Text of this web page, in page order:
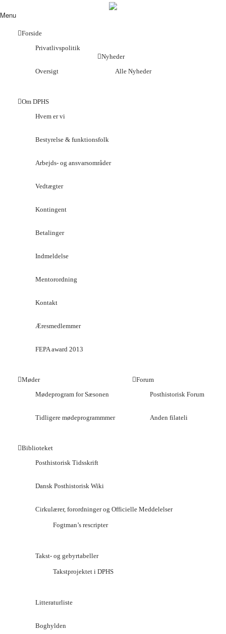
Menu
Forside
Privatlivspolitik
Oversigt
Nyheder
Alle Nyheder
Om DPHS
Hvem er vi
Bestyrelse & funktionsfolk
Arbejds- og ansvarsområder
Vedtægter
Kontingent
Betalinger
Indmeldelse
Mentorordning
Kontakt
Æresmedlemmer
FEPA award 2013
Møder
Mødeprogram for Sæsonen
Tidligere mødeprogrammmer
Forum
Posthistorisk Forum
Anden filateli
Biblioteket
Posthistorisk Tidsskrift
Dansk Posthistorisk Wiki
Cirkulærer, forordninger og Officielle Meddelelser
Fogtman’s rescripter
Takst- og gebyrtabeller
Takstprojektet i DPHS
Litteraturliste
Boghylden